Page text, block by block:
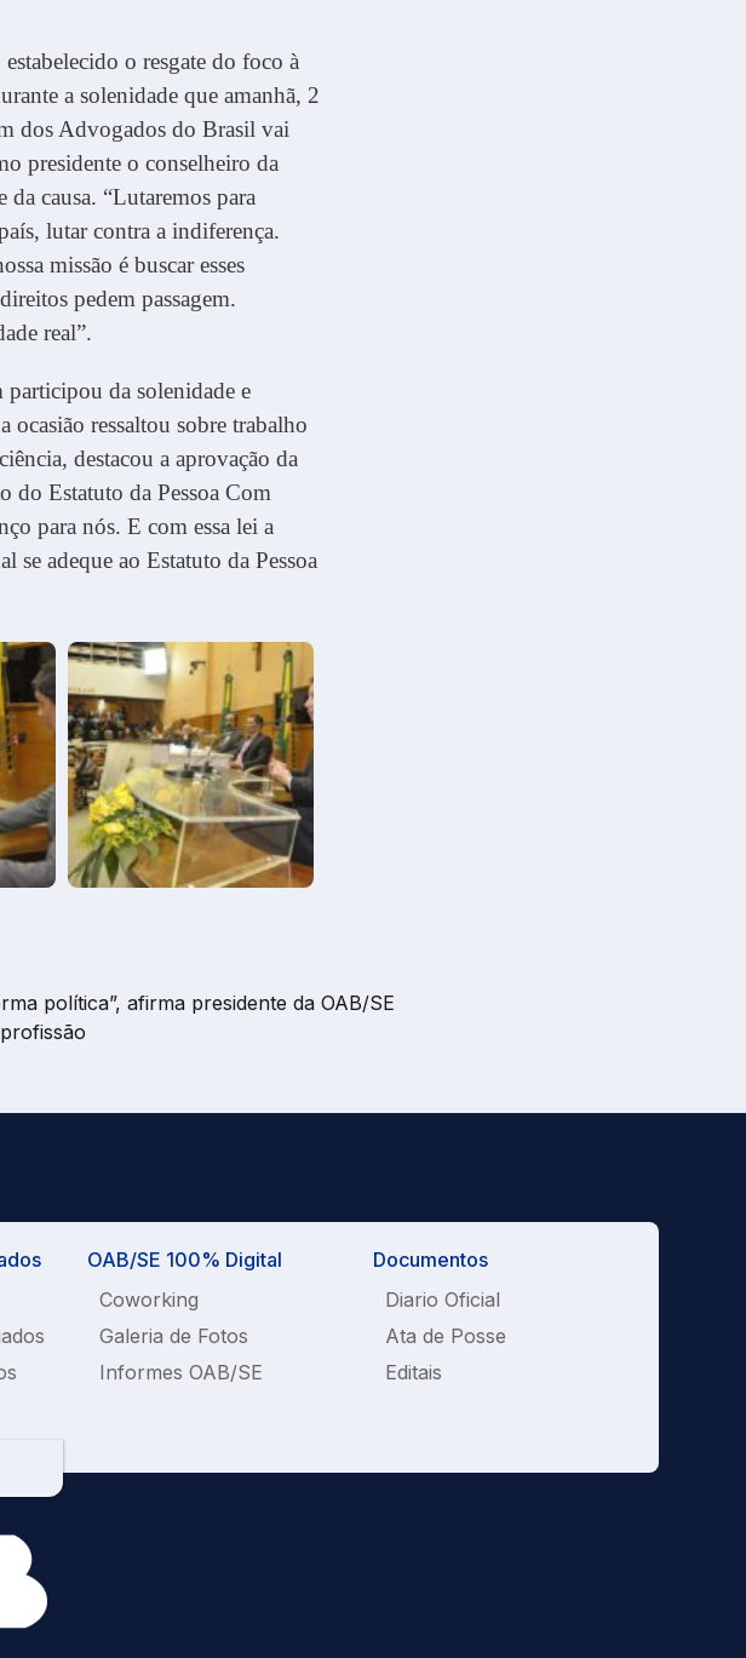
o resgate do foco à
a solenidade que amanhã, 2
dos Advogados do Brasil vai
presidente o conselheiro da
causa. “Lutaremos para
lutar contra a indiferença.
missão é buscar esses
pedem passagem.
real”.
da solenidade e
ocasião ressaltou sobre trabalho
destacou a aprovação da
do Estatuto da Pessoa Com
para nós. E com essa lei a
se adeque ao Estatuto da Pessoa
política”, afirma presidente da OAB/SE
OAB/SE 100% Digital
Coworking
Galeria de Fotos
Informes OAB/SE
Documentos
Diario Oficial
Ata de Posse
Editais